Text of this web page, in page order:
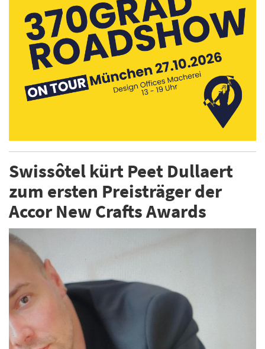
Swissôtel kürt Peet Dullaert
zum ersten Preisträger der
Accor New Crafts Awards